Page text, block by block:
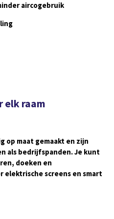
aircogebruik
elk raam
op maat gemaakt en zijn
als bedrijfspanden. Je kunt
doeken en
screens en smart